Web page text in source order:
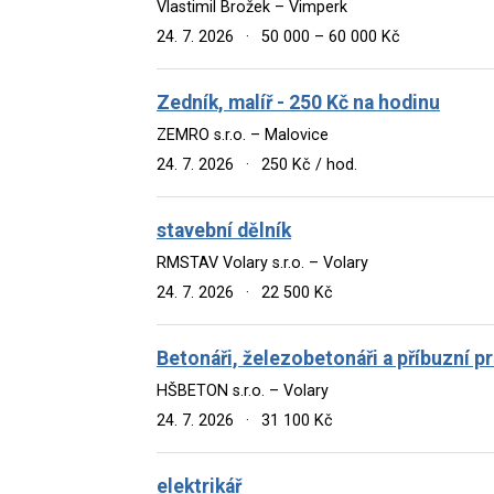
Vlastimil Brožek – Vimperk
24. 7. 2026
· 50 000 – 60 000 Kč
Zedník, malíř - 250 Kč na hodinu
ZEMRO s.r.o. – Malovice
24. 7. 2026
· 250 Kč / hod.
stavební dělník
RMSTAV Volary s.r.o. – Volary
24. 7. 2026
· 22 500 Kč
Betonáři, železobetonáři a příbuzní
HŠBETON s.r.o. – Volary
24. 7. 2026
· 31 100 Kč
elektrikář